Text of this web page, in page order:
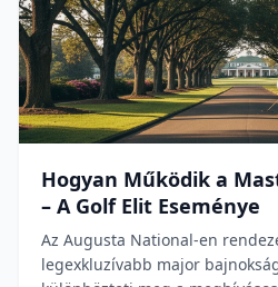
Hogyan Működik a
– A Golf Elit Eseménye
Az Augusta National-en
legexkluzívabb major